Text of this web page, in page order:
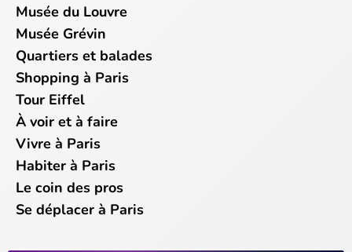
Musée du Louvre
Musée Grévin
Quartiers et balades
Shopping à Paris
Tour Eiffel
À voir et à faire
Vivre à Paris
Habiter à Paris
Le coin des pros
Se déplacer à Paris